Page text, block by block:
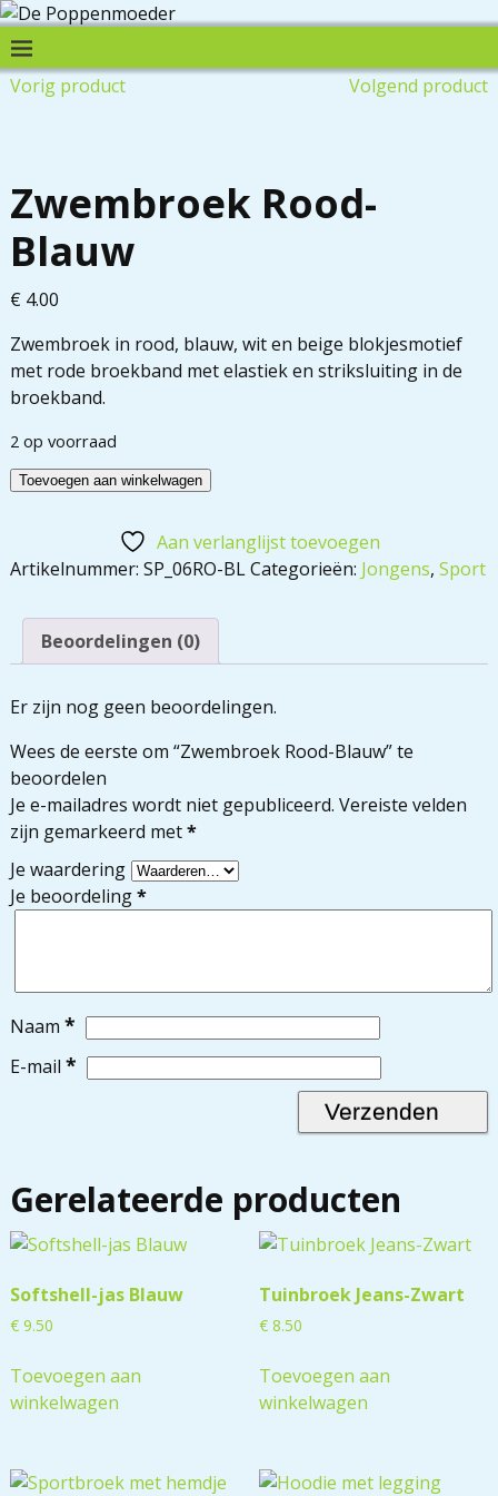
Vorig product Volgend product
Zwembroek Rood-
Blauw
€ 4.00
Zwembroek in rood, blauw, wit en beige blokjesmotief
met rode broekband met elastiek en striksluiting in de
broekband.
2 op voorraad
Toevoegen aan winkelwagen
Aan verlanglijst toevoegen
Artikelnummer: SP_06RO-BLCategorieën: Jongens, Sport
Beoordelingen (0)
Er zijn nog geen beoordelingen.
Wees de eerste om “Zwembroek Rood-Blauw” te
beoordelen
Je e-mailadres wordt niet gepubliceerd. Vereiste velden
zijn gemarkeerd met*
Je waardering
Je beoordeling*
Naam *
E-mail *
Gerelateerde producten
Softshell-jas Blauw
€9.50
Toevoegen aan
winkelwagen
Tuinbroek Jeans-Zwart
€8.50
Toevoegen aan
winkelwagen